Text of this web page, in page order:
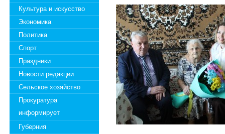
Культура и искусство
Экономика
Политика
Спорт
Праздники
Новости редакции
Сельское хозяйство
Прокуратура
информирует
Губерния